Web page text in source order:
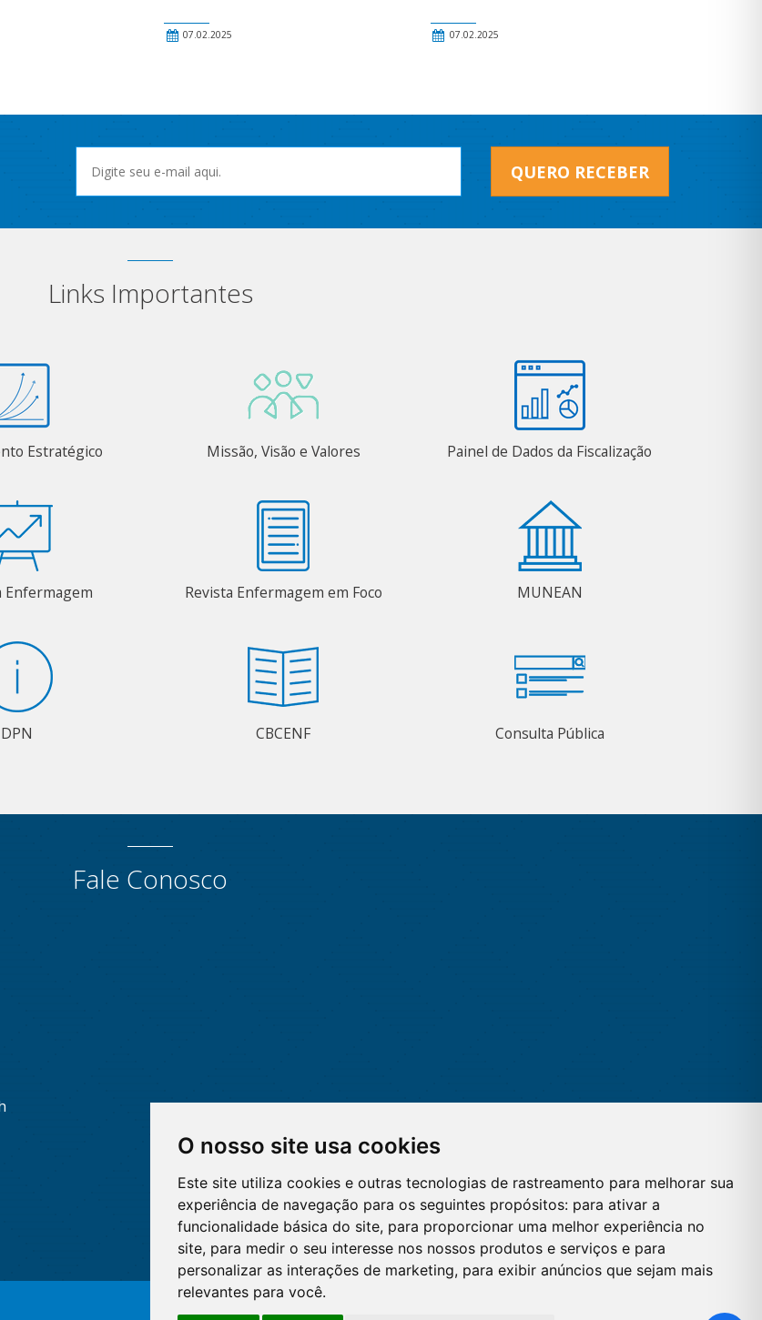
O nosso site usa cookies
Este site utiliza cookies e outras tecnologias de rastreamento para melhorar sua
experiência de navegação para os seguintes propósitos: para ativar a
funcionalidade básica do site, para proporcionar uma melhor experiência no
site, para medir o seu interesse nos nossos produtos e serviços e para
personalizar as interações de marketing, para exibir anúncios que sejam mais
relevantes para você.
07.02.2025 07.02.2025
QUERO RECEBER
Links Importantes
Estratégico Missão, Visão e Valores Painel de Dados da Fiscalização
Enfermagem Revista Enfermagem em Foco MUNEAN
DPN CBCENF Consulta Pública
Fale Conosco